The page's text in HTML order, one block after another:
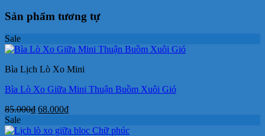
Sản phẩm tương tự
Sale
Bìa Lịch Lò Xo Mini
Bìa Lò Xo Giữa Mini Thuận Buồm Xuôi Gió
85.000₫ Giá
là:
68.000₫Giá
tại
Sale